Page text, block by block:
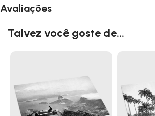
Avaliações
Talvez você goste de...